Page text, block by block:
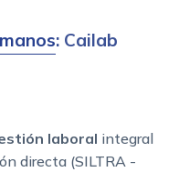
: Cailab
laboral integral
directa (SILTRA -